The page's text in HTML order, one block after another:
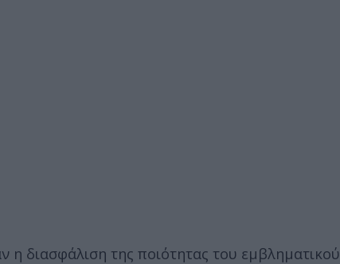
διασφάλιση της ποιότητας του εμβληματικού